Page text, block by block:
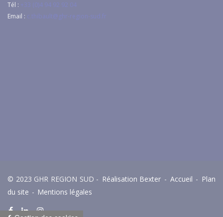
Tél : +33 (0)4 94 92 92 04
Email : c.thibault@ghr-region-sud.fr
© 2023 GHR REGION SUD - Réalisation Bexter - Accueil - Plan
du site - Mentions légales